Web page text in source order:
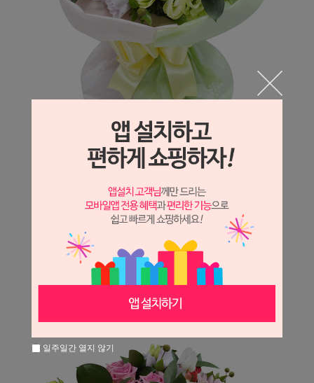
일주일간 열지 않기